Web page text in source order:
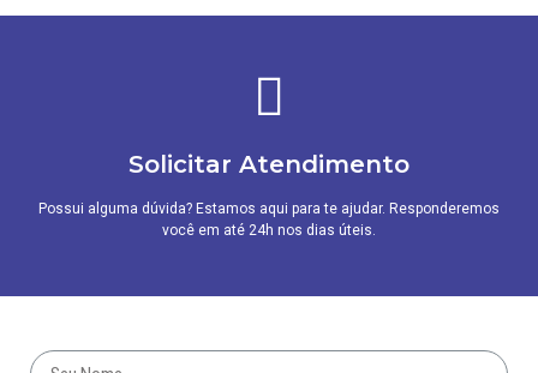
Solicitar Atendimento
Possui alguma dúvida? Estamos aqui para te ajudar. Responderemos
você em até 24h nos dias úteis.